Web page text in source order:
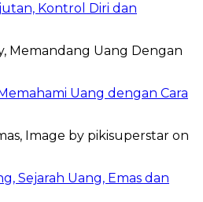
Kontrol Diri dan
Uang dengan Cara
Sejarah Uang, Emas dan